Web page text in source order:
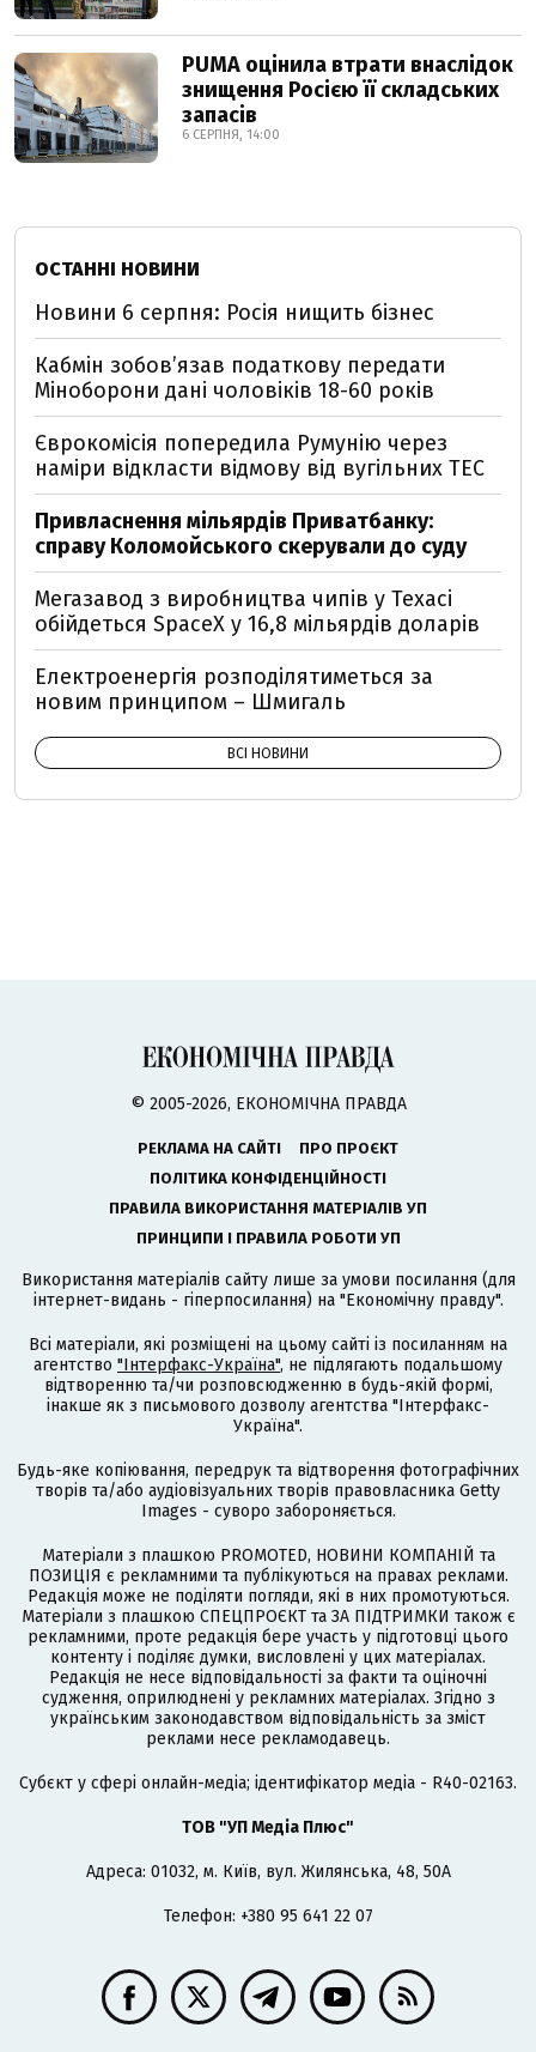
PUMA оцінила втрати внаслідок
знищення Росією її складських
запасів
6 СЕРПНЯ, 14:00
ОСТАННІ НОВИНИ
Новини 6 серпня: Росія нищить бізнес
Кабмін зобовʼязав податкову передати
Міноборони дані чоловіків 18-60 років
Єврокомісія попередила Румунію через
наміри відкласти відмову від вугільних ТЕС
Привласнення мільярдів Приватбанку:
справу Коломойського скерували до суду
Мегазавод з виробництва чипів у Техасі
обійдеться SpaceX у 16,8 мільярдів доларів
Електроенергія розподілятиметься за
новим принципом – Шмигаль
ВСІ НОВИНИ
© 2005-2026, ЕКОНОМІЧНА ПРАВДА
РЕКЛАМА НА САЙТІ
ПРО ПРОЄКТ
ПОЛІТИКА КОНФІДЕНЦІЙНОСТІ
ПРАВИЛА ВИКОРИСТАННЯ МАТЕРІАЛІВ УП
ПРИНЦИПИ І ПРАВИЛА РОБОТИ УП
Використання матеріалів сайту лише за умови посилання (для
інтернет-видань - гіперпосилання) на "Економічну правду".
Всі матеріали, які розміщені на цьому сайті із посиланням на
агентство "Інтерфакс-Україна", не підлягають подальшому
відтворенню та/чи розповсюдженню в будь-якій формі,
інакше як з письмового дозволу агентства "Інтерфакс-
Україна".
Будь-яке копіювання, передрук та відтворення фотографічних
творів та/або аудіовізуальних творів правовласника Getty
Images - суворо забороняється.
Матеріали з плашкою PROMOTED, НОВИНИ КОМПАНІЙ та
ПОЗИЦІЯ є рекламними та публікуються на правах реклами.
Редакція може не поділяти погляди, які в них промотуються.
Матеріали з плашкою СПЕЦПРОЄКТ та ЗА ПІДТРИМКИ також є
рекламними, проте редакція бере участь у підготовці цього
контенту і поділяє думки, висловлені у цих матеріалах.
Редакція не несе відповідальності за факти та оціночні
судження, оприлюднені у рекламних матеріалах. Згідно з
українським законодавством відповідальність за зміст
реклами несе рекламодавець.
Cубєкт у сфері онлайн-медіа; ідентифікатор медіа - R40-02163.
ТОВ "УП Медіа Плюс"
Адреса: 01032, м. Київ, вул. Жилянська, 48, 50А
Телефон: +380 95 641 22 07